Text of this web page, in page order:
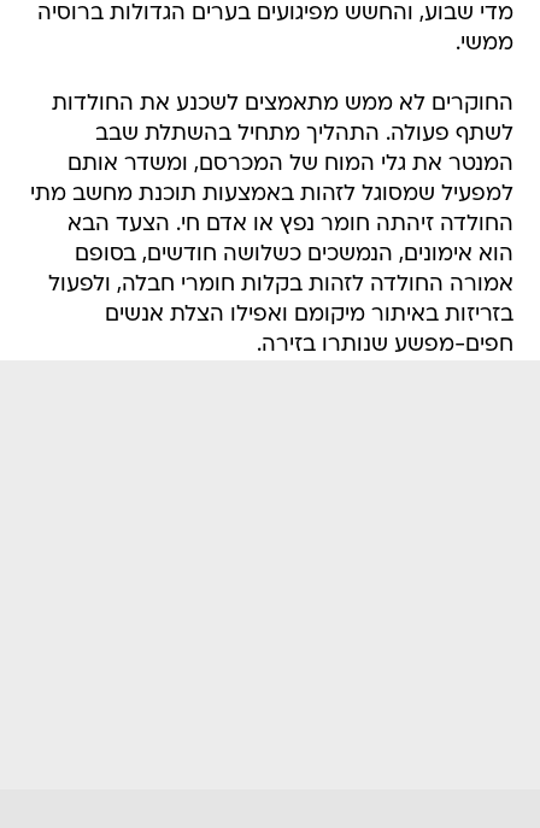
מדי שבוע, והחשש מפיגועים בערים הגדולות ברוסיה
ממשי.
החוקרים לא ממש מתאמצים לשכנע את החולדות
לשתף פעולה. התהליך מתחיל בהשתלת שבב
המנטר את גלי המוח של המכרסם, ומשדר אותם
למפעיל שמסוגל לזהות באמצעות תוכנת מחשב מתי
החולדה זיהתה חומר נפץ או אדם חי. הצעד הבא
הוא אימונים, הנמשכים כשלושה חודשים, בסופם
אמורה החולדה לזהות בקלות חומרי חבלה, ולפעול
בזריזות באיתור מיקומם ואפילו הצלת אנשים
חפים-מפשע שנותרו בזירה.